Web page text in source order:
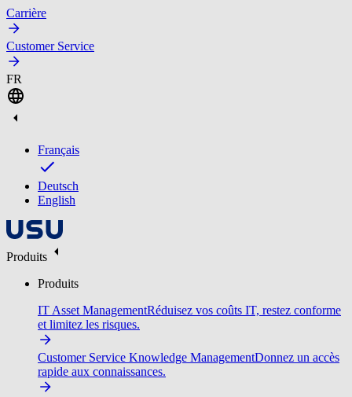
Carrière
Customer Service
FR
Français
Deutsch
English
Produits
Produits
IT Asset ManagementRéduisez vos coûts IT, restez conforme
et limitez les risques.
Customer Service Knowledge ManagementDonnez un accès
rapide aux connaissances.